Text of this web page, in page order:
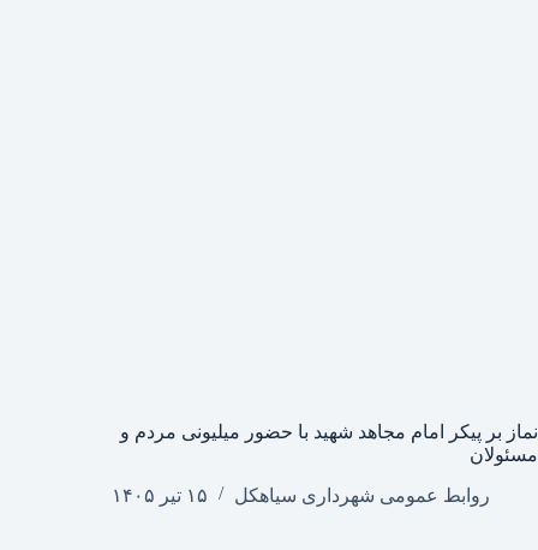
نماز بر پیکر امام مجاهد شهید با حضور میلیونی مردم و
مسئولان
روابط عمومی شهرداری سیاهکل
۱۵ تیر ۱۴۰۵